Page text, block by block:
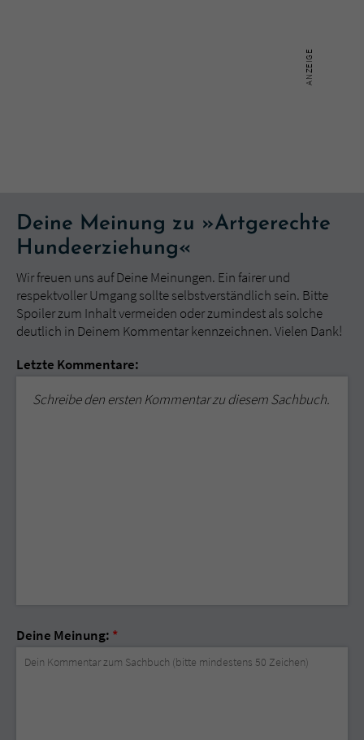
Deine Meinung zu »Artgerechte
Hundeerziehung«
Wir freuen uns auf Deine Meinungen. Ein fairer und
respektvoller Umgang sollte selbstverständlich sein. Bitte
Spoiler zum Inhalt vermeiden oder zumindest als solche
deutlich in Deinem Kommentar kennzeichnen. Vielen Dank!
Letzte Kommentare:
Schreibe den ersten Kommentar zu diesem Sachbuch.
Deine Meinung: *